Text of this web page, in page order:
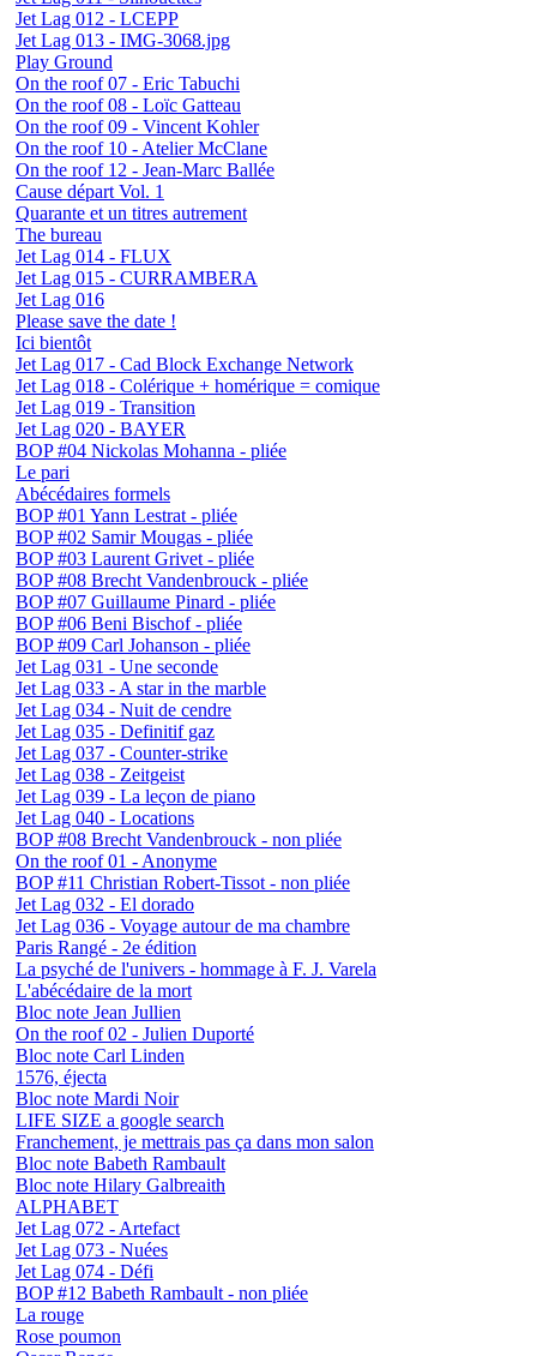
Jet Lag 012 - LCEPP
Jet Lag 013 - IMG-3068.jpg
Play Ground
On the roof 07 - Eric Tabuchi
On the roof 08 - Loïc Gatteau
On the roof 09 - Vincent Kohler
On the roof 10 - Atelier McClane
On the roof 12 - Jean-Marc Ballée
Cause départ Vol. 1
Quarante et un titres autrement
The bureau
Jet Lag 014 - FLUX
Jet Lag 015 - CURRAMBERA
Jet Lag 016
Please save the date !
Ici bientôt
Jet Lag 017 - Cad Block Exchange Network
Jet Lag 018 - Colérique + homérique = comique
Jet Lag 019 - Transition
Jet Lag 020 - BAYER
BOP #04 Nickolas Mohanna - pliée
Le pari
Abécédaires formels
BOP #01 Yann Lestrat - pliée
BOP #02 Samir Mougas - pliée
BOP #03 Laurent Grivet - pliée
BOP #08 Brecht Vandenbrouck - pliée
BOP #07 Guillaume Pinard - pliée
BOP #06 Beni Bischof - pliée
BOP #09 Carl Johanson - pliée
Jet Lag 031 - Une seconde
Jet Lag 033 - A star in the marble
Jet Lag 034 - Nuit de cendre
Jet Lag 035 - Definitif gaz
Jet Lag 037 - Counter-strike
Jet Lag 038 - Zeitgeist
Jet Lag 039 - La leçon de piano
Jet Lag 040 - Locations
BOP #08 Brecht Vandenbrouck - non pliée
On the roof 01 - Anonyme
BOP #11 Christian Robert-Tissot - non pliée
Jet Lag 032 - El dorado
Jet Lag 036 - Voyage autour de ma chambre
Paris Rangé - 2e édition
La psyché de l'univers - hommage à F. J. Varela
L'abécédaire de la mort
Bloc note Jean Jullien
On the roof 02 - Julien Duporté
Bloc note Carl Linden
1576, éjecta
Bloc note Mardi Noir
LIFE SIZE a google search
Franchement, je mettrais pas ça dans mon salon
Bloc note Babeth Rambault
Bloc note Hilary Galbreaith
ALPHABET
Jet Lag 072 - Artefact
Jet Lag 073 - Nuées
Jet Lag 074 - Défi
BOP #12 Babeth Rambault - non pliée
La rouge
Rose poumon